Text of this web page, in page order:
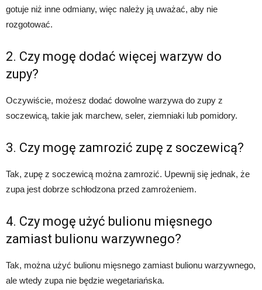
gotuje niż inne odmiany, więc należy ją uważać, aby nie
rozgotować.
2. Czy mogę dodać więcej warzyw do
zupy?
Oczywiście, możesz dodać dowolne warzywa do zupy z
soczewicą, takie jak marchew, seler, ziemniaki lub pomidory.
3. Czy mogę zamrozić zupę z soczewicą?
Tak, zupę z soczewicą można zamrozić. Upewnij się jednak, że
zupa jest dobrze schłodzona przed zamrożeniem.
4. Czy mogę użyć bulionu mięsnego
zamiast bulionu warzywnego?
Tak, można użyć bulionu mięsnego zamiast bulionu warzywnego,
ale wtedy zupa nie będzie wegetariańska.